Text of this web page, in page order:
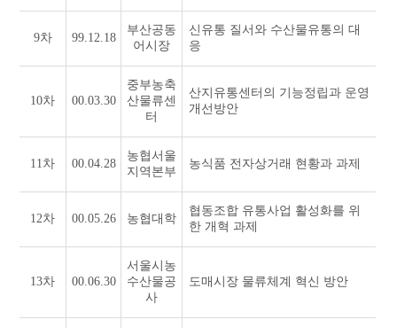
9차 99.12.18
부산공동
어시장
신유통 질서와 수산물유통의 대
응
10차 00.03.30
중부농축
산물류센
터
산지유통센터의 기능정립과 운영
개선방안
11차 00.04.28
농협서울
지역본부
농식품 전자상거래 현황과 과제
12차 00.05.26 농협대학
협동조합 유통사업 활성화를 위
한 개혁 과제
13차 00.06.30
서울시농
수산물공
사
도매시장 물류체계 혁신 방안